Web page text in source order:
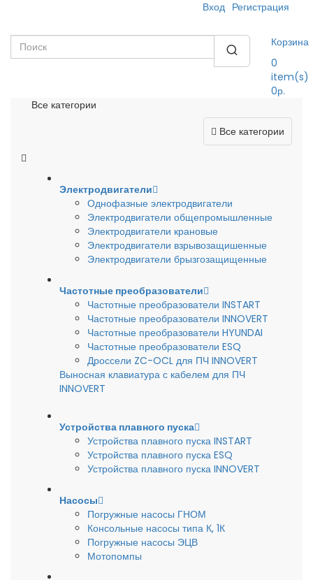
Вход Регистрация
Корзина
0
item(s)
0р.
Все категории
Все категории
Электродвигатели
Однофазные электродвигатели
Электродвигатели общепромышленные
Электродвигатели крановые
Электродвигатели взрывозащишенные
Электродвигатели брызгозащищенные
Частотные преобразователи
Частотные преобразователи INSTART
Частотные преобразователи INNOVERT
Частотные преобразователи HYUNDAI
Частотные преобразователи ESQ
Дроссели ZC-OCL для ПЧ INNOVERT
Выносная клавиатура с кабелем для ПЧ
INNOVERT
Устройства плавного пуска
Устройства плавного пуска INSTART
Устройства плавного пуска ESQ
Устройства плавного пуска INNOVERT
Насосы
Погружные насосы ГНОМ
Консольные насосы типа К, 1К
Погружные насосы ЭЦВ
Мотопомпы